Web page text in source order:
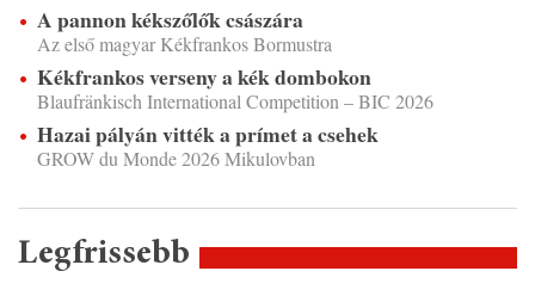
A pannon kékszőlők császára
Az első magyar Kékfrankos Bormustra
Kékfrankos verseny a kék dombokon
Blaufränkisch International Competition – BIC 2026
Hazai pályán vitték a prímet a csehek
GROW du Monde 2026 Mikulovban
Legfrissebb